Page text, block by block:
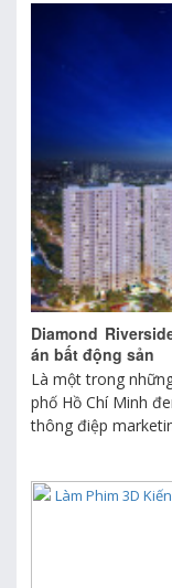
Diamond
án bất động sản
Là một trong
phố Hồ Chí Minh
thông điệp